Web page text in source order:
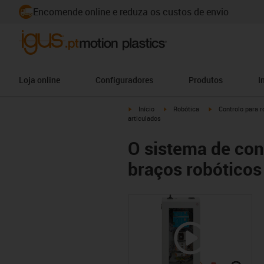
Encomende online e reduza os custos de envio
Loja online Configuradores Produtos
igus-icon-arrow-right
Início igus-icon-arrow-right
Robótica igus-icon-arrow-
Controlo para
articulados
O sistema de
braços